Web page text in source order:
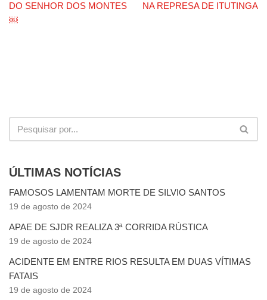
DO SENHOR DOS MONTES
￼
NA REPRESA DE ITUTINGA
ÚLTIMAS NOTÍCIAS
FAMOSOS LAMENTAM MORTE DE SILVIO SANTOS
19 de agosto de 2024
APAE DE SJDR REALIZA 3ª CORRIDA RÚSTICA
19 de agosto de 2024
ACIDENTE EM ENTRE RIOS RESULTA EM DUAS VÍTIMAS
FATAIS
19 de agosto de 2024